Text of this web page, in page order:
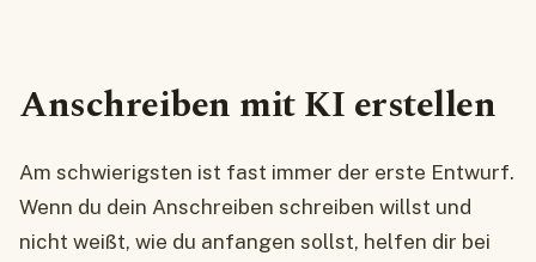
Anschreiben mit KI erstellen
Am schwierigsten ist fast immer der erste Entwurf.
Wenn du dein Anschreiben schreiben willst und
nicht weißt, wie du anfangen sollst, helfen dir bei